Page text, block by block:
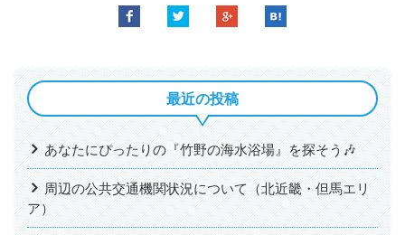
最近の投稿
あなたにぴったりの『竹野の海水浴場』を探そう🎶
周辺の公共交通機関状況について（北近畿・但馬エリ
ア）